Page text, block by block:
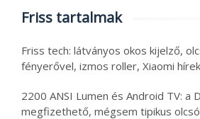
Friss tartalmak
Friss tech: látványos okos kijelző,
fényerővel, izmos roller, Xiaomi hírek
2200 ANSI Lumen és Android TV: a
megfizethető, mégsem tipikus